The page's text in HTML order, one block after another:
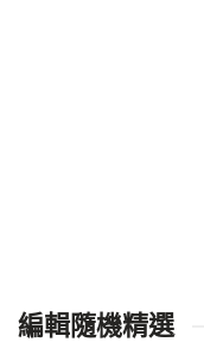
編輯隨機精選